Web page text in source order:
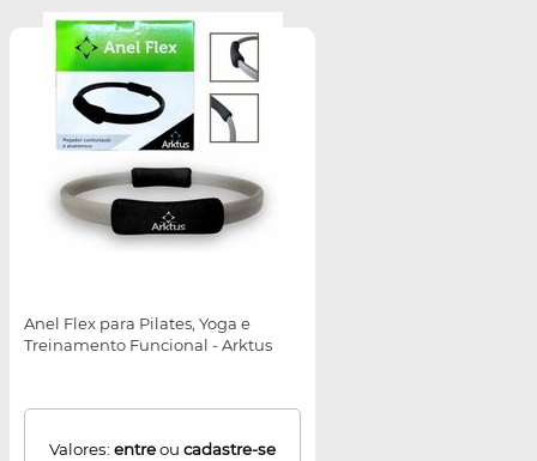
Anel Flex para Pilates, Yoga e
Treinamento Funcional - Arktus
Valores: entreou cadastre-se